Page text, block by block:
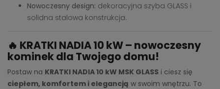
Nowoczesny design: dekoracyjna szyba GLASS i
solidna stalowa konstrukcja.
🔥 KRATKI NADIA 10 kW – nowoczesny
kominek dla Twojego domu!
Postaw na KRATKI NADIA 10 kW MSK GLASS i ciesz się
ciepłem, komfortem i elegancją w swoim wnętrzu. To